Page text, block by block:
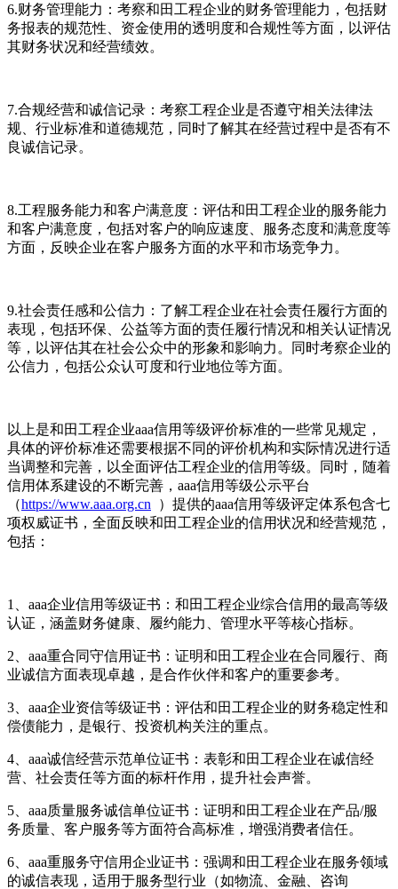
6.财务管理能力：考察和田工程企业的财务管理能力，包括财
务报表的规范性、资金使用的透明度和合规性等方面，以评估
其财务状况和经营绩效。
7.合规经营和诚信记录：考察工程企业是否遵守相关法律法
规、行业标准和道德规范，同时了解其在经营过程中是否有不
良诚信记录。
8.工程服务能力和客户满意度：评估和田工程企业的服务能力
和客户满意度，包括对客户的响应速度、服务态度和满意度等
方面，反映企业在客户服务方面的水平和市场竞争力。
9.社会责任感和公信力：了解工程企业在社会责任履行方面的
表现，包括环保、公益等方面的责任履行情况和相关认证情况
等，以评估其在社会公众中的形象和影响力。同时考察企业的
公信力，包括公众认可度和行业地位等方面。
以上是和田工程企业aaa信用等级评价标准的一些常见规定，
具体的评价标准还需要根据不同的评价机构和实际情况进行适
当调整和完善，以全面评估工程企业的信用等级。同时，随着
信用体系建设的不断完善，aaa信用等级公示平台
（https://www.aaa.org.cn ）提供的aaa信用等级评定体系包含七
项权威证书，全面反映和田工程企业的信用状况和经营规范，
包括：
1、aaa企业信用等级证书：和田工程企业综合信用的最高等级
认证，涵盖财务健康、履约能力、管理水平等核心指标。
2、aaa重合同守信用证书：证明和田工程企业在合同履行、商
业诚信方面表现卓越，是合作伙伴和客户的重要参考。
3、aaa企业资信等级证书：评估和田工程企业的财务稳定性和
偿债能力，是银行、投资机构关注的重点。
4、aaa诚信经营示范单位证书：表彰和田工程企业在诚信经
营、社会责任等方面的标杆作用，提升社会声誉。
5、aaa质量服务诚信单位证书：证明和田工程企业在产品/服
务质量、客户服务等方面符合高标准，增强消费者信任。
6、aaa重服务守信用企业证书：强调和田工程企业在服务领域
的诚信表现，适用于服务型行业（如物流、金融、咨询